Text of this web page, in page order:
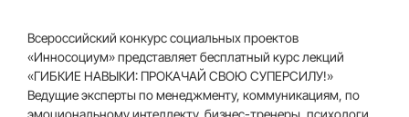
Всероссийский конкурс социальных проектов
«Инносоциум» представляет бесплатный курс лекций
«ГИБКИЕ НАВЫКИ: ПРОКАЧАЙ СВОЮ СУПЕРСИЛУ!»
Ведущие эксперты по менеджменту, коммуникациям, по
эмоциональному интеллекту, бизнес-тренеры, психологи,